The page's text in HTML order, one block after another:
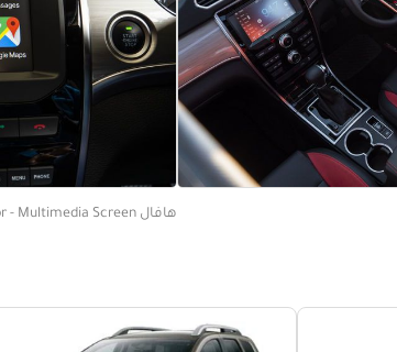
هافال H2 interior - Multimedia Screen